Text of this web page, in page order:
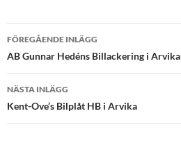
Inläggsnavigering
FÖREGÅENDE INLÄGG
AB Gunnar Hedéns Billackering i Arvika
NÄSTA INLÄGG
Kent-Ove’s Bilplåt HB i Arvika